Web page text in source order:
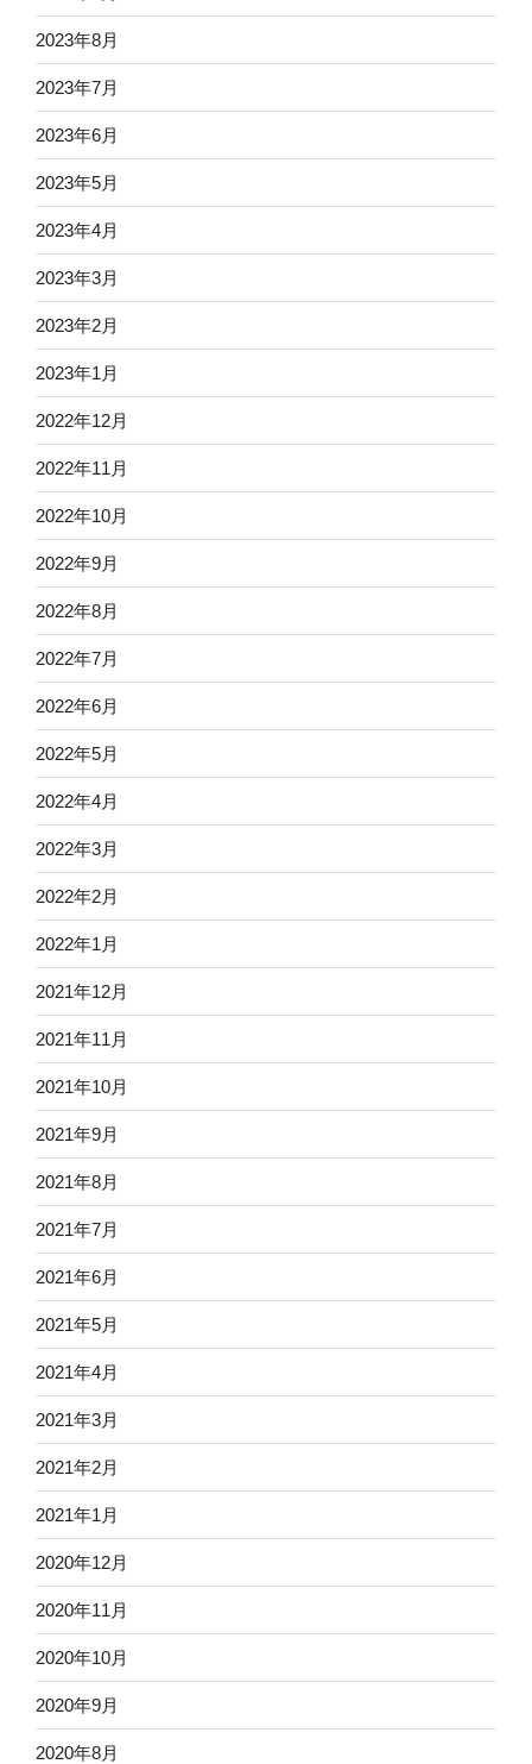
2023年8月
2023年7月
2023年6月
2023年5月
2023年4月
2023年3月
2023年2月
2023年1月
2022年12月
2022年11月
2022年10月
2022年9月
2022年8月
2022年7月
2022年6月
2022年5月
2022年4月
2022年3月
2022年2月
2022年1月
2021年12月
2021年11月
2021年10月
2021年9月
2021年8月
2021年7月
2021年6月
2021年5月
2021年4月
2021年3月
2021年2月
2021年1月
2020年12月
2020年11月
2020年10月
2020年9月
2020年8月